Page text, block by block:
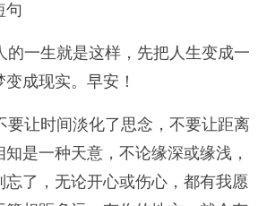
句
的一生就是这样，先把人生变成一
成现实。早安！
要让时间淡化了思念，不要让距离
是一种天意，不论缘深或缘浅，
了，无论开心或伤心，都有我愿